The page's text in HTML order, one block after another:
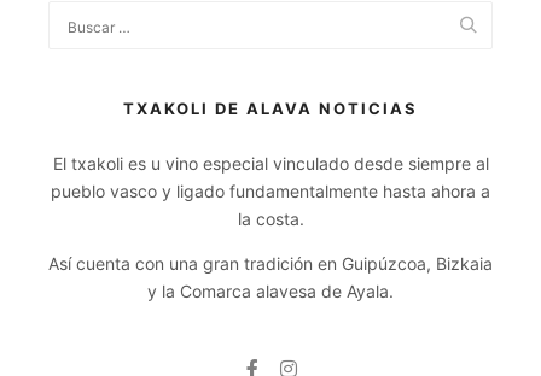
TXAKOLI DE ALAVA NOTICIAS
El txakoli es u vino especial vinculado desde siempre al
pueblo vasco y ligado fundamentalmente hasta ahora a
la costa.
Así cuenta con una gran tradición en Guipúzcoa, Bizkaia
y la Comarca alavesa de Ayala.